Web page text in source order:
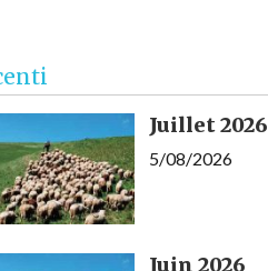
Juillet 2026
5/08/2026
Juin 2026